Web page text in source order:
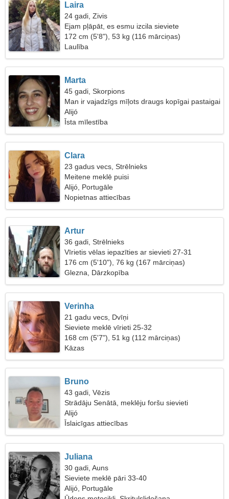
Laira
24 gadi, Zivis
Ejam pļāpāt, es esmu izcila sieviete
172 cm (5'8"), 53 kg (116 mārciņas)
Laulība
Marta
45 gadi, Skorpions
Man ir vajadzīgs mīļots draugs kopīgai pastaigai
Alijó
Īsta mīlestība
Clara
23 gadus vecs, Strēlnieks
Meitene meklē puisi
Alijó, Portugāle
Nopietnas attiecības
Artur
36 gadi, Strēlnieks
Vīrietis vēlas iepazīties ar sievieti 27-31
176 cm (5'10"), 76 kg (167 mārciņas)
Glezna, Dārzkopība
Verinha
21 gadu vecs, Dvīņi
Sieviete meklē vīrieti 25-32
168 cm (5'7"), 51 kg (112 mārciņas)
Kāzas
Bruno
43 gadi, Vēzis
Strādāju Senātā, meklēju foršu sievieti
Alijó
Īslaicīgas attiecības
Juliana
30 gadi, Auns
Sieviete meklē pāri 33-40
Alijó, Portugāle